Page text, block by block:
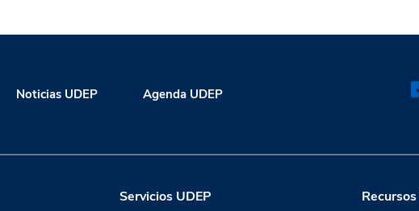
Noticias UDEP Agenda UDEP
Servicios UDEP